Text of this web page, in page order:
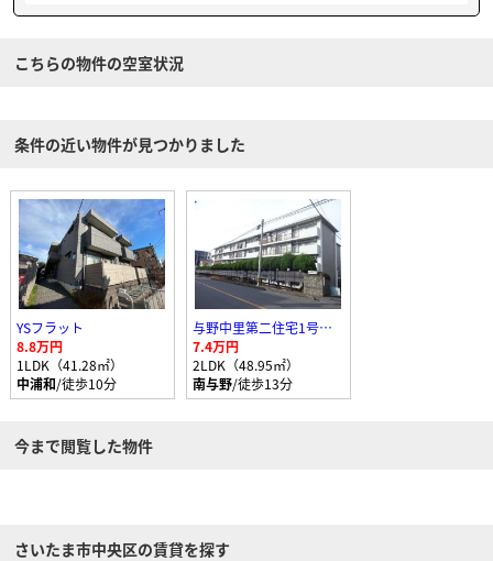
こちらの物件の空室状況
条件の近い物件が見つかりました
YSフラット
8.8万円
1LDK（41.28㎡）
中浦和/徒歩10分
与野中里第二住宅1号棟204号室
7.4万円
2LDK（48.95㎡）
南与野/徒歩13分
今まで閲覧した物件
さいたま市中央区の賃貸を探す